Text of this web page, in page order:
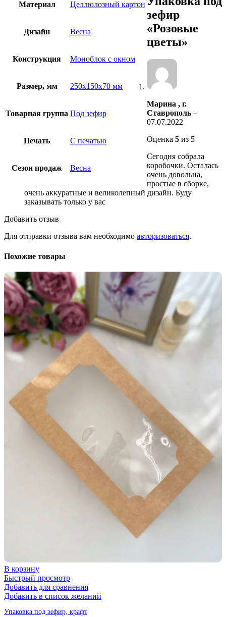
Материал Целлюлозный картон
Дизайн Весна
Конструкция Моноблок с окном
Размер, мм 250х150х70 мм
Товарная группа Под зефир
Печать С печатью
Сезон продаж Весна
зефир
«Розовые
цветы»
Марина , г.
Ставрополь –
07.07.2022
Оценка 5 из 5
Сегодня собрала
коробочки. Осталась
очень довольна,
простые в сборке,
очень аккуратные и великолепный дизайн. Буду
заказывать только у вас
Добавить отзыв
Для отправки отзыва вам необходимо авторизоваться.
Похожие товары
В корзину
Быстрый просмотр
Добавить для сравнения
Добавить в список желаний
Упаковка под зефир, крафт